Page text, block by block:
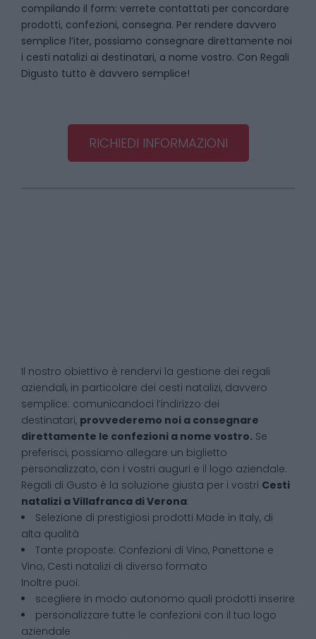
compilando il form: verrete contattati per concordare
prodotti, confezioni, consegna. Per rendere davvero
semplice l’iter, possiamo consegnare direttamente noi
i cesti natalizi ai destinatari, a nome vostro. Con Regali
Digusto tutto è davvero semplice!
RICHIEDI INFORMAZIONI
Il nostro obiettivo è rendervi la gestione dei regali
aziendali, in particolare dei cesti natalizi, davvero
semplice: comunicandoci l’indirizzo dei
destinatari, provvederemo noi a consegnare
direttamente le confezioni a nome vostro. Se
preferisci, possiamo allegare un biglietto
personalizzato, con i vostri auguri e il logo aziendale.
Regali di Gusto è la soluzione giusta per i vostri Cesti
natalizi aVillafranca di Verona:
Selezione di prestigiosi prodotti Made in Italy, di
alta qualità
Tante proposte: Confezioni di Vino, Panettone e
Vino, Cesti natalizi di diverso formato
Inoltre puoi:
scegliere in modo autonomo quali prodotti inserire
personalizzare tutte le confezioni con il tuo logo
aziendale